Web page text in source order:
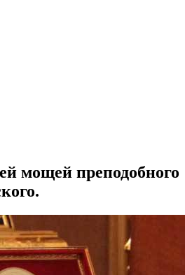
мощей преподобного